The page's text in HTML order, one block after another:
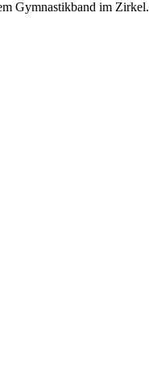
Gymnastikband im Zirkel.